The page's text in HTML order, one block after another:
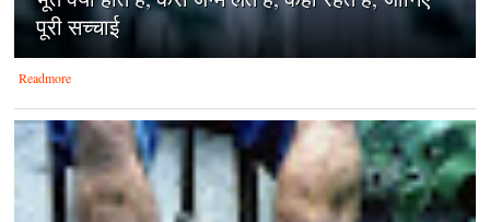
पूरी सच्चाई
Readmore